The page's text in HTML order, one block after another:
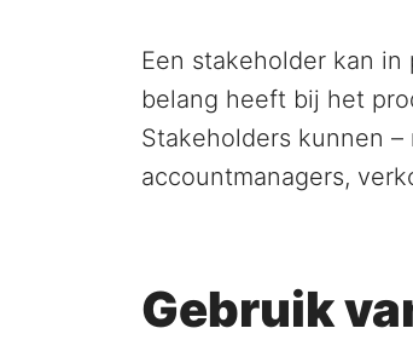
Een stakeholder kan
belang heeft bij het
Stakeholders kunnen
accountmanagers,
Gebruik